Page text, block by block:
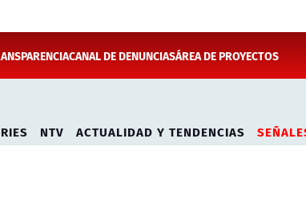
CANAL DE DENUNCIASÁREA DE PROYECTOS
NTV ACTUALIDAD Y TENDENCIAS